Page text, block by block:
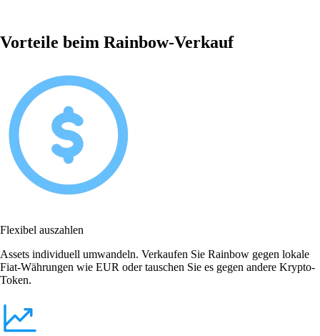
Vorteile beim Rainbow-Verkauf
Flexibel auszahlen
Assets individuell umwandeln. Verkaufen Sie Rainbow gegen lokale
Fiat-Währungen wie EUR oder tauschen Sie es gegen andere Krypto-
Token.